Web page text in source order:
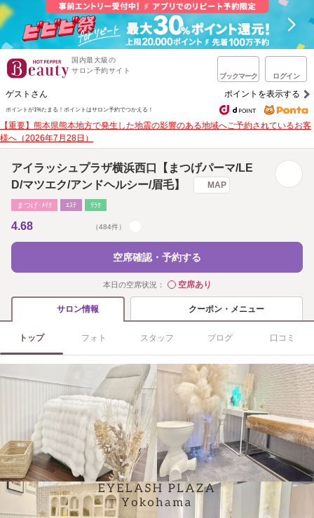
国内最大級の
サロン予約サイト
ブックマーク ログイン
ゲストさん ポイントを表示する
ポイントが1%たまる！ ポイントはサロン予約でつかえる！
【重要】熊本県熊本地方で発生した地震の影響のある地域へご予約されているお客
様へ（2026年7月28日）
アイラッシュプラザ横浜西口【まつげパーマ/LE
D/マツエク/アンドヘルシー/眉毛】
MAP
まつげ･ﾒｲｸ ｴｽﾃ ﾘﾗｸ
4.68 （484件）
空席確認・予約する
本日の空席状況： ◯空席あり
サロン情報 クーポン・メニュー
トップ フォト スタッフ ブログ 口コミ